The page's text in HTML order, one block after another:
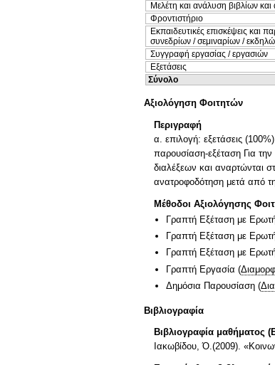
Μελέτη και ανάλυση βιβλίων
Φροντιστήριο
Εκπαιδευτικές επισκέψεις και
συνεδρίων / σεμιναρίων /
Συγγραφή εργασίας / εργασιών
Εξετάσεις
Σύνολο
Αξιολόγηση Φοιτητών
Περιγραφή
α. επιλογή: εξετάσεις
παρουσίαση-εξέταση Για
διαλέξεων και αναρτώνται
ανατροφοδότηση μετά από
Μέθοδοι Αξιολόγησης
Γραπτή Εξέταση με
Γραπτή Εξέταση με
Γραπτή Εξέταση με
Γραπτή Εργασία (
Δημόσια Παρουσίαση (
Βιβλιογραφία
Βιβλιογραφία μαθήματος
Iακωβίδου, Ό.(2009).